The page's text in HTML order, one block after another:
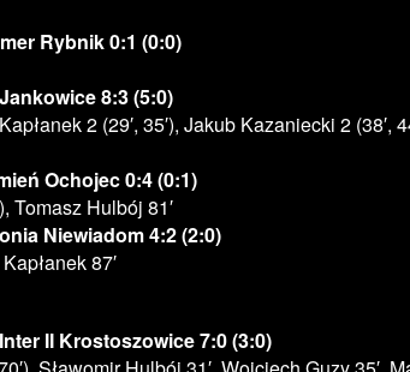
Rybnik 0:1 (0:0)
8:3 (5:0)
2 (29′, 35′), Jakub Kazaniecki 2 (38′,
Ochojec 0:4 (0:1)
Tomasz Hulbój 81′
Niewiadom 4:2 (2:0)
87′
II Krostoszowice 7:0 (3:0)